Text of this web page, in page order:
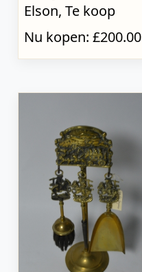
Elson, Te koop
Nu kopen: £200.00